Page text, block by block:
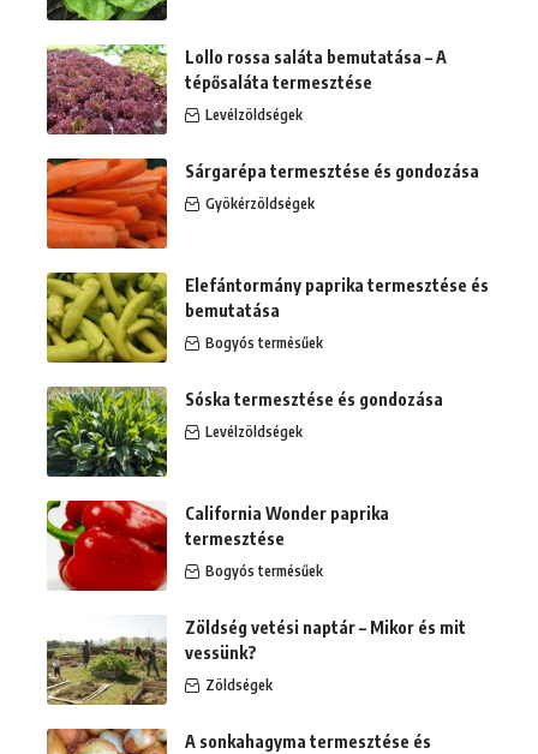
Lollo rossa saláta bemutatása – A
tépősaláta termesztése
Levélzöldségek
Sárgarépa termesztése és gondozása
Gyökérzöldségek
Elefántormány paprika termesztése és
bemutatása
Bogyós termésűek
Sóska termesztése és gondozása
Levélzöldségek
California Wonder paprika
termesztése
Bogyós termésűek
Zöldség vetési naptár – Mikor és mit
vessünk?
Zöldségek
A sonkahagyma termesztése és